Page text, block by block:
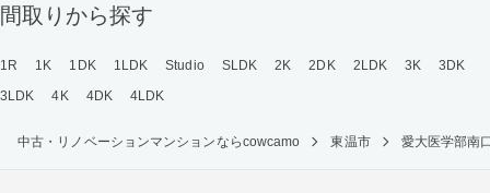
間取りから探す
1R 1K 1DK 1LDK Studio SLDK 2K 2DK 2LDK 3K
3DK
3LDK
4K 4DK 4LDK
中古・リノベーションマンションならcowcamo 東温市 愛大医学部南